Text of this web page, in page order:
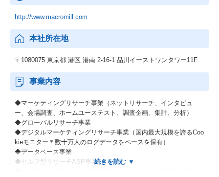
http://www.macromill.com
本社所在地
〒1080075 東京都 港区 港南 2-16-1 品川イーストワンタワー11F
事業内容
◆マーケティングリサーチ事業（ネットリサーチ、インタビュ
ー、会場調査、ホームユーステスト、調査企画、集計、分析）
◆グローバルリサーチ事業
◆デジタルマーケティングリサーチ事業（国内最大規模を誇るCoo
kieモニター＊数十万人のログデータをベースを保有）
◆データベース事業
◆セルフ型リサーチASP事業